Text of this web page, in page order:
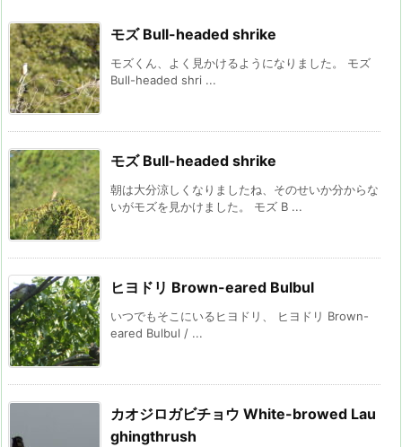
モズ Bull-headed shrike
モズくん、よく見かけるようになりました。 モズ
Bull-headed shri ...
モズ Bull-headed shrike
朝は大分涼しくなりましたね、そのせいか分からな
いがモズを見かけました。 モズ B ...
ヒヨドリ Brown-eared Bulbul
いつでもそこにいるヒヨドリ、 ヒヨドリ Brown-
eared Bulbul / ...
カオジロガビチョウ White-browed Lau
ghingthrush